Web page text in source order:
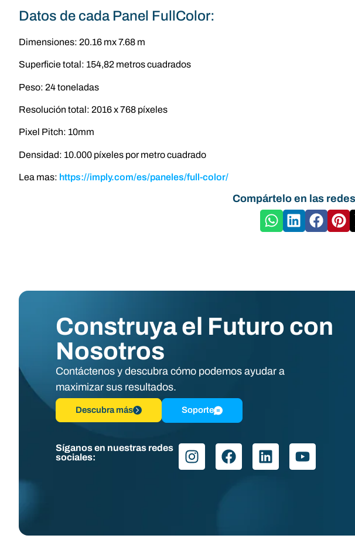
Datos de cada Panel FullColor:
Dimensiones: 20.16 mx 7.68 m
Superficie total: 154,82 metros cuadrados
Peso: 24 toneladas
Resolución total: 2016 x 768 píxeles
Pixel Pitch: 10mm
Densidad: 10.000 píxeles por metro cuadrado
Lea mas: https://imply.com/es/paneles/full-color/
Compártelo en las
Construya el Futuro con
Nosotros
Contáctenos y descubra cómo podemos ayudar a
maximizar sus resultados.
Descubra más Soporte
Síganos en nuestras redes
sociales: